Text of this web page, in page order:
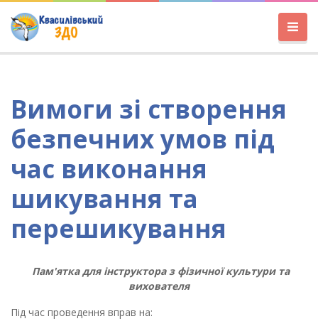
Вимоги зі створення
безпечних умов під
час виконання
шикування та
перешикування
Пам'ятка для інструктора з фізичної культури та
вихователя
Під час проведення вправ на: